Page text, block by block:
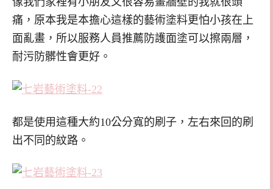
痛，原本我是本擔心這樣的藝術塗料更怕小孩在上
面亂畫，所以服務人員推薦防護面塗可以擦兩層，
耐污防髒性會更好。
都是使用這種大約10公分寬的刷子，左右來回的刷
出不同的紋路。